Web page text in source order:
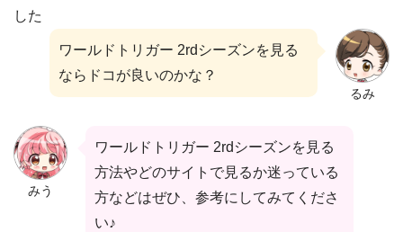
した
るみ
ワールドトリガー 2rdシーズンを見る
ならドコが良いのかな？
みう
ワールドトリガー 2rdシーズンを見る
方法やどのサイトで見るか迷っている
方などはぜひ、参考にしてみてくださ
い♪